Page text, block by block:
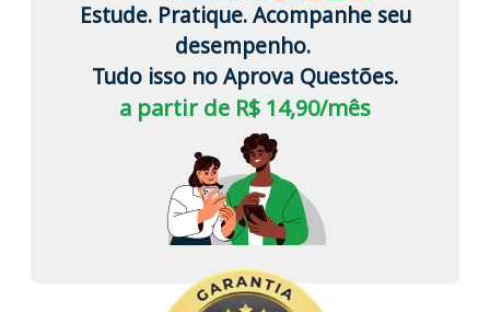
Estude. Pratique. Acompanhe seu
desempenho.
Tudo isso no Aprova Questões.
a partir de R$ 14,90/mês